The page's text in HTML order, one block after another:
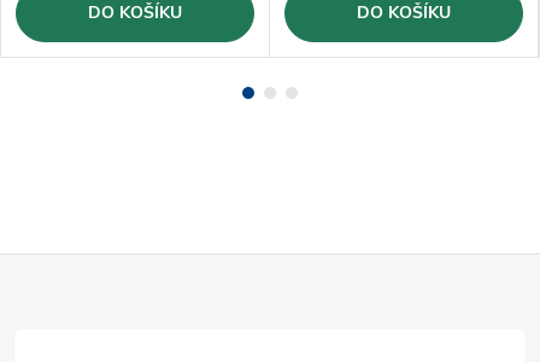
DO KOŠÍKU DO KOŠÍKU